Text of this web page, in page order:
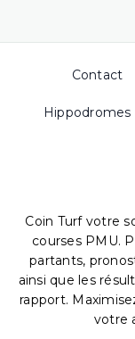
Contact
Hippodromes
Coin Turf votre
courses PMU.
partants,
ainsi que les
rapport.
votre